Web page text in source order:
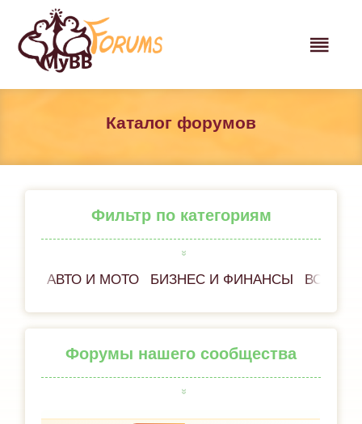
Каталог форумов
Фильтр по категориям
АВТО И МОТО БИЗНЕС И ФИНАНСЫ ВСЁ
Форумы нашего сообщества